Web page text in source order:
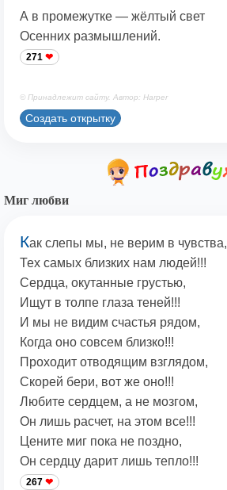
А в промежутке — жёлтый свет
Осенних размышлений.
271
© Принадлежит сайту. Автор: Harper
Создать открытку
Миг любви
Как слепы мы, не верим в чувства,
Тех самых близких нам людей!!!
Сердца, окутанные грустью,
Ищут в толпе глаза теней!!!
И мы не видим счастья рядом,
Когда оно совсем близко!!!
Проходит отводящим взглядом,
Скорей бери, вот же оно!!!
Любите сердцем, а не мозгом,
Он лишь расчет, на этом все!!!
Цените миг пока не поздно,
Он сердцу дарит лишь тепло!!!
267